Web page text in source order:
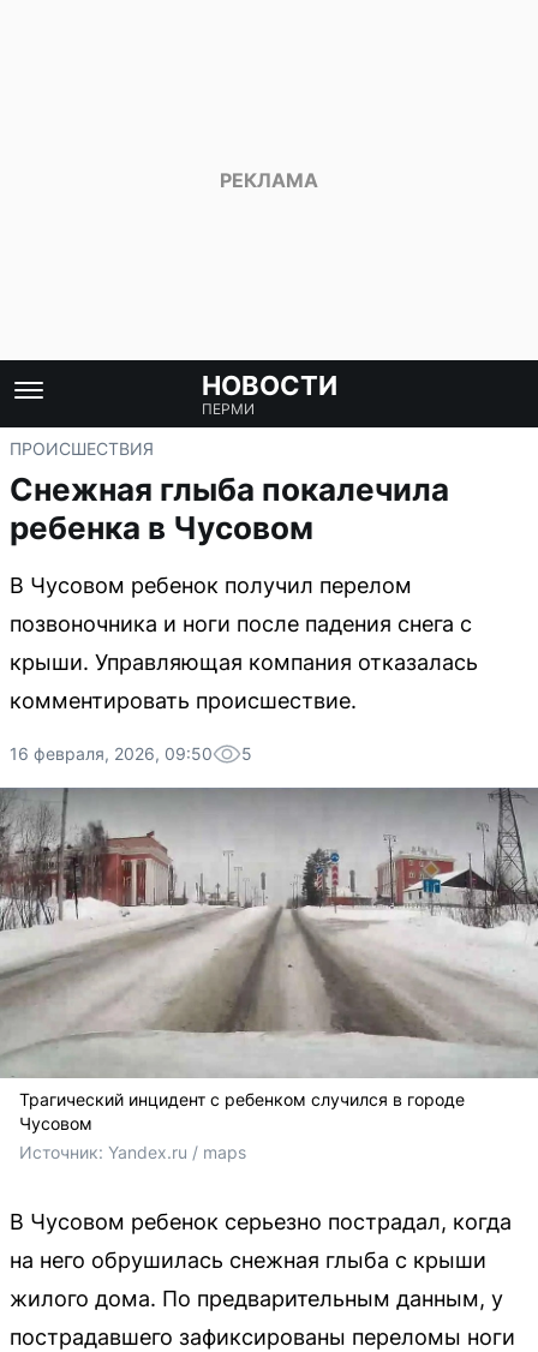
НОВОСТИ
ПЕРМИ
ПРОИСШЕСТВИЯ
Снежная глыба покалечила
ребенка в Чусовом
В Чусовом ребенок получил перелом
позвоночника и ноги после падения снега с
крыши. Управляющая компания отказалась
комментировать происшествие.
16 февраля, 2026, 09:50 5
Трагический инцидент с ребенком случился в городе
Чусовом
Источник: Yandex.ru / maps
В Чусовом ребенок серьезно пострадал, когда
на него обрушилась снежная глыба с крыши
жилого дома. По предварительным данным, у
пострадавшего зафиксированы переломы ноги